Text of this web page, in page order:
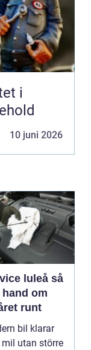
10 juni 2026
luleå så
om
runt
bil klarar
utan större